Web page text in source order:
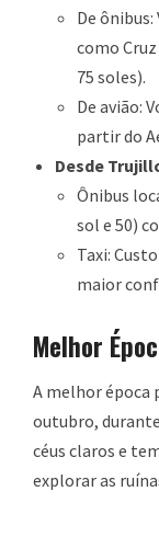
De
como
75 soles).
De avião:
partir do
Desde
Ônibus
sol e 50)
Taxi:
maior
Melhor
A melhor época
outubro,
céus claros e
explorar as